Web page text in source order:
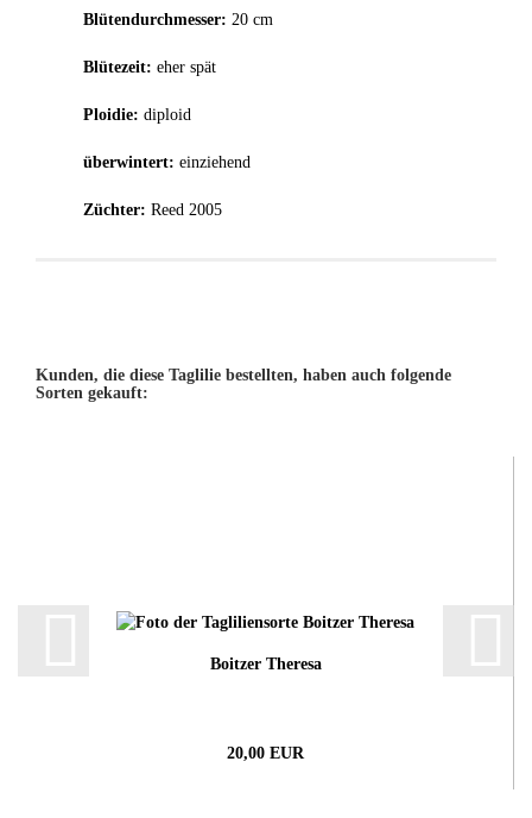
Blütendurchmesser: 20 cm
Blütezeit: eher spät
Ploidie: diploid
überwintert: einziehend
Züchter: Reed 2005
Kunden, die diese Taglilie bestellten, haben auch folgende
Sorten gekauft:
Boitzer Theresa
20,00 EUR